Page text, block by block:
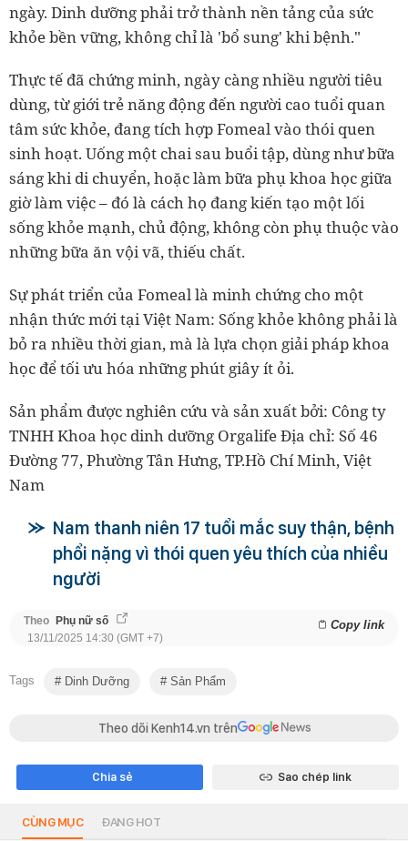
ngày. Dinh dưỡng phải trở thành nền tảng của sức
khỏe bền vững, không chỉ là 'bổ sung' khi bệnh."
Thực tế đã chứng minh, ngày càng nhiều người tiêu
dùng, từ giới trẻ năng động đến người cao tuổi quan
tâm sức khỏe, đang tích hợp Fomeal vào thói quen
sinh hoạt. Uống một chai sau buổi tập, dùng như bữa
sáng khi di chuyển, hoặc làm bữa phụ khoa học giữa
giờ làm việc – đó là cách họ đang kiến tạo một lối
sống khỏe mạnh, chủ động, không còn phụ thuộc vào
những bữa ăn vội vã, thiếu chất.
Sự phát triển của Fomeal là minh chứng cho một
nhận thức mới tại Việt Nam: Sống khỏe không phải là
bỏ ra nhiều thời gian, mà là lựa chọn giải pháp khoa
học để tối ưu hóa những phút giây ít ỏi.
Sản phẩm được nghiên cứu và sản xuất bởi: Công ty
TNHH Khoa học dinh dưỡng Orgalife Địa chỉ: Số 46
Đường 77, Phường Tân Hưng, TP.Hồ Chí Minh, Việt
Nam
Nam thanh niên 17 tuổi mắc suy thận, bệnh
phổi nặng vì thói quen yêu thích của nhiều
người
Theo Phụ nữ số Copy link
13/11/2025 14:30 (GMT +7)
Tags Dinh Dưỡng Sản Phẩm
Theo dõi Kenh14.vn trên
Chia sẻ Sao chép link
CÙNG MỤC ĐANG HOT